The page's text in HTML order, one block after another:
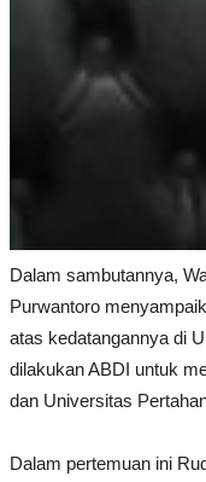
Dalam sambutannya,
Purwantoro
atas kedatangannya di
dilakukan ABDI untuk
dan Universitas
Dalam pertemuan ini